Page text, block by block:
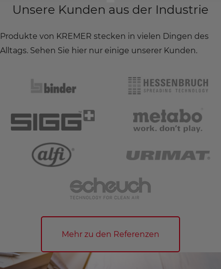
Unsere Kunden aus der Industrie
Produkte von KREMER stecken in vielen Dingen des
Alltags. Sehen Sie hier nur einige unserer Kunden.
Mehr zu den Referenzen